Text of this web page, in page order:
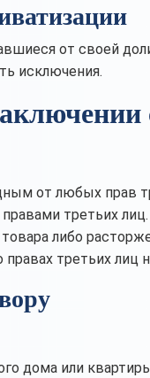
от своей
исключения.
от любых прав
третьих
либо
третьих лиц
дома или